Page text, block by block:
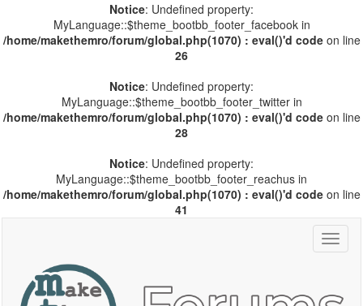
Notice: Undefined property:
MyLanguage::$theme_bootbb_footer_facebook in
/home/makethemro/forum/global.php(1070) : eval()'d codeon line
26
Notice: Undefined property:
MyLanguage::$theme_bootbb_footer_twitter in
/home/makethemro/forum/global.php(1070) : eval()'d codeon line
28
Notice: Undefined property:
MyLanguage::$theme_bootbb_footer_reachus in
/home/makethemro/forum/global.php(1070) : eval()'d codeon line
41